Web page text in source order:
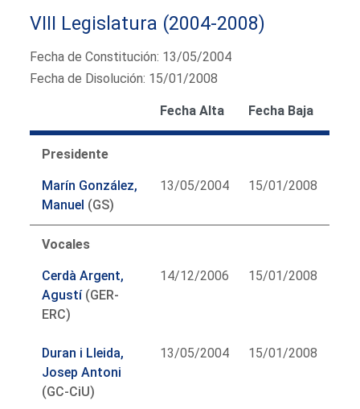
VIII Legislatura (2004-2008)
Fecha de Constitución: 13/05/2004
Fecha de Disolución: 15/01/2008
Fecha Alta Fecha Baja
Presidente
Marín González,
Manuel (GS)
13/05/2004 15/01/2008
Vocales
Cerdà Argent,
Agustí(GER-
ERC)
14/12/2006 15/01/2008
Duran i Lleida,
Josep Antoni
(GC-CiU)
13/05/2004 15/01/2008